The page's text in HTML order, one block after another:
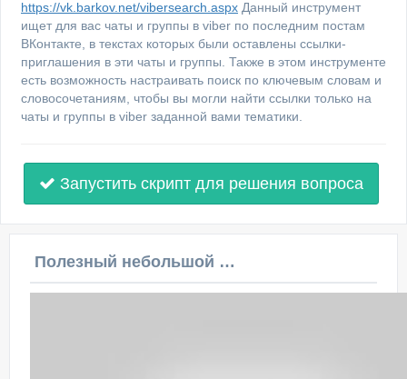
https://vk.barkov.net/vibersearch.aspx Данный инструмент
ищет для вас чаты и группы в viber по последним постам
ВКонтакте, в текстах которых были оставлены ссылки-
приглашения в эти чаты и группы. Также в этом инструменте
есть возможность настраивать поиск по ключевым словам и
словосочетаниям, чтобы вы могли найти ссылки только на
чаты и группы в viber заданной вами тематики.
Запустить скрипт для решения вопроса
Полезный небольшой видеоурок по этой теме